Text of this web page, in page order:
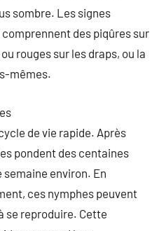
sombre. Les signes
des piqûres sur
rouges sur les draps, ou la
mêmes.
de vie rapide. Après
pondent des centaines
semaine environ. En
ces nymphes peuvent
se reproduire. Cette